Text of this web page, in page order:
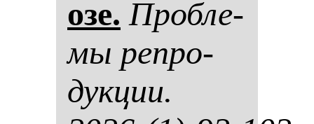
озе. Проб­ле­
мы реп­ро­
дук­ции.